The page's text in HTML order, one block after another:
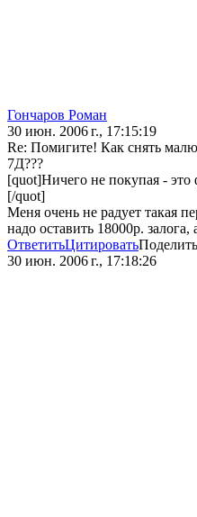
Гончаров Роман
30 июн. 2006 г., 17:15:19
Re: Помигите! Как снять
7Д???
[quot]Ничего не покупая -
[/quot]
Меня очень не радует такая
надо оставить 18000р.
ОтветитьЦитировать
30 июн. 2006 г., 17:18:26